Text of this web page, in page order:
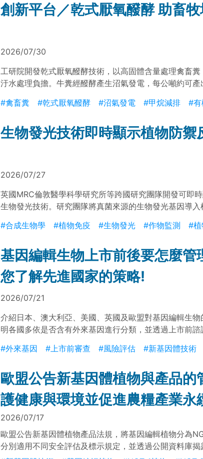
創新平台／乾式厭氧醱酵 助畜
2026/07/30
工研院開發乾式厭氧醱酵技術，以高固體含量處理禽畜糞
汙水處理負擔。牛糞經醱酵產生沼氣發電，每公噸約可
#禽畜糞 #乾式厭氧醱酵 #沼氣發電 #甲烷減排 #
生物發光技術即時顯示植物防禦
2026/07/27
英國MRC倫敦醫學科學研究所等跨國研究團隊開發可即
生物發光技術。研究團隊將真菌來源的生物發光基因導入
觀測發光訊號。結果顯示，一般相機即可即時監測植物防
#合成生物學 #植物免疫 #生物發光 #作物監測 #
基因編輯生物上市前後要怎麼管
您了解先進國家的策略!
2026/07/21
介紹日本、澳大利亞、美國、英國及歐盟對基因編輯生
明各國多依是否含有外來基因進行分類，並透過上市前
#外來基因 #上市前審查 #風險評估 #新基因體技術
歐盟公告新基因體植物與產品的
護健康與環境並促進農糧產業永
2026/07/17
歐盟公告新基因體植物產品法規，將基因編輯植物分為
分別適用不同安全評估及標示規定，並透過公開資料庫揭